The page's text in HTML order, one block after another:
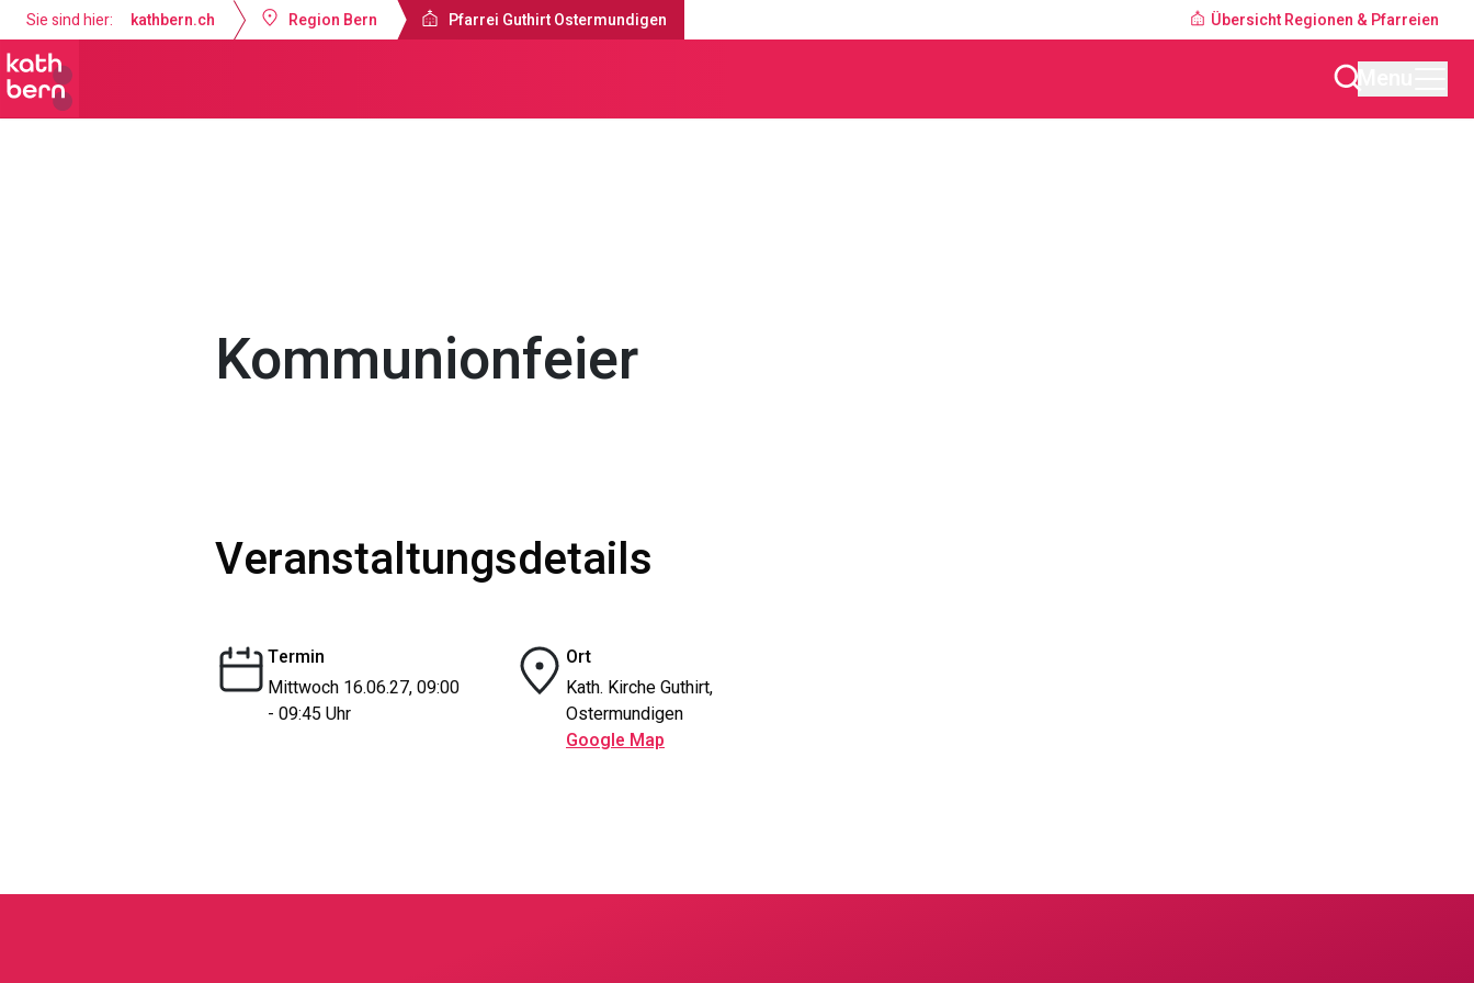
Sie sind hier: kathbern.ch Region Bern Pfarrei Guthirt Ostermundigen Übersicht Regionen & Pfarreien
Kommunionfeier
Veranstaltungsdetails
Termin
Mittwoch 16.06.27, 09:00
- 09:45 Uhr
Ort
Kath. Kirche Guthirt,
Ostermundigen
Google Map